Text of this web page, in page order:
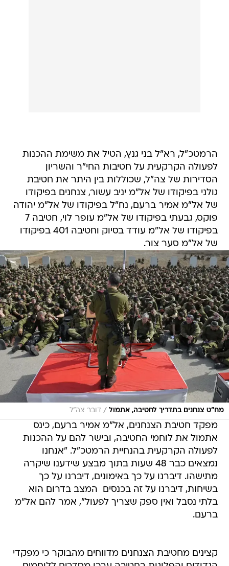
הרמטכ"ל, רא"ל בני גנץ, הטיל את משימת ההכנות
לפעולה הקרקעית על חטיבות החי"ר והשריון
הסדירות של צה"ל, שכוללות בין היתר את חטיבת
גולני בפיקודו של אל"מ יניב עשור, צנחנים בפיקודו
של אל"מ אמיר ברעם, נח"ל בפיקודו של אל"מ יהודה
פוקס, גבעתי בפיקודו של אל"מ עופר לוי, חטיבה 7
בפיקודו של אל"מ עודד בסיוק וחטיבה 401 בפיקודו
של אל"מ סער צור.
מח"ט צנחנים בתדריך לחטיבה, אתמול / דובר צה"ל
מפקד חטיבת הצנחנים, אל"מ אמיר ברעם, כינס
אתמול את לוחמי החטיבה, ובישר להם על ההכנות
לפעולה הקרקעית בהנחיית הרמטכ"ל. "אנחנו
נמצאים כבר 48 שעות בתוך מבצע שידענו שיקרה
מתישהו. דיברנו על כך באימונים, דיברנו על כך
בשיחות, דיברנו על זה בכנסים  המצב בדרום הוא
בלתי נסבל ואין ספק שצריך לפעול", אמר להם אל"מ
ברעם.
קצינים מחטיבת הצנחנים מדווחים מהבוקר כי מפקדי